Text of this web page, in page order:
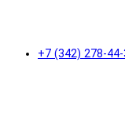
+7 (342) 278-